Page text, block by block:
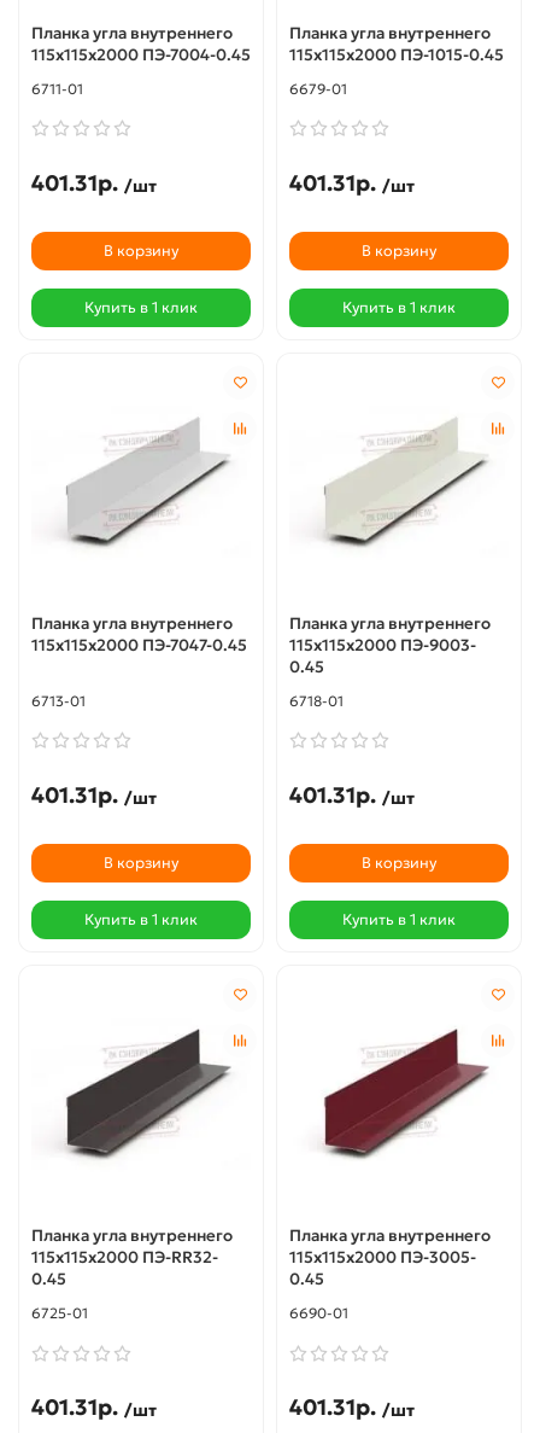
Планка угла внутреннего
115х115х2000 ПЭ-7004-0.45
6711-01
401.31р. /шт
В корзину
Купить в 1 клик
Планка угла внутреннего
115х115х2000 ПЭ-1015-0.45
6679-01
401.31р. /шт
В корзину
Купить в 1 клик
Планка угла внутреннего
115х115х2000 ПЭ-7047-0.45
6713-01
401.31р. /шт
В корзину
Купить в 1 клик
Планка угла внутреннего
115х115х2000 ПЭ-9003-
0.45
6718-01
401.31р. /шт
В корзину
Купить в 1 клик
Планка угла внутреннего
115х115х2000 ПЭ-RR32-
0.45
6725-01
401.31р. /шт
Планка угла внутреннего
115х115х2000 ПЭ-3005-
0.45
6690-01
401.31р. /шт